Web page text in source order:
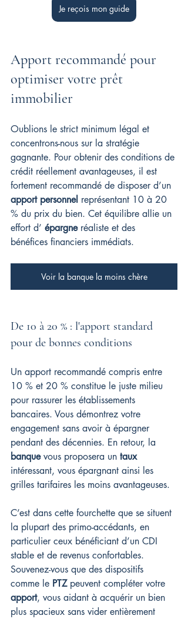
Je reçois mon guide
Apport recommandé pour
optimiser votre prêt
immobilier
Oublions le strict minimum légal et
concentrons-nous sur la stratégie
gagnante. Pour obtenir des conditions de
crédit réellement avantageuses, il est
fortement recommandé de disposer d’un
apport personnel représentant 10 à 20
% du prix du bien. Cet équilibre allie un
effort d’ épargne réaliste et des
bénéfices financiers immédiats.
Voir la banque la moins chère
De 10 à 20 % : l'apport standard
pour de bonnes conditions
Un apport recommandé compris entre
10 % et 20 % constitue le juste milieu
pour rassurer les établissements
bancaires. Vous démontrez votre
engagement sans avoir à épargner
pendant des décennies. En retour, la
banque vous proposera un taux
intéressant, vous épargnant ainsi les
grilles tarifaires les moins avantageuses.
C’est dans cette fourchette que se situent
la plupart des primo-accédants, en
particulier ceux bénéficiant d’un CDI
stable et de revenus confortables.
Souvenez-vous que des dispositifs
comme le PTZ peuvent compléter votre
apport, vous aidant à acquérir un bien
plus spacieux sans vider entièrement